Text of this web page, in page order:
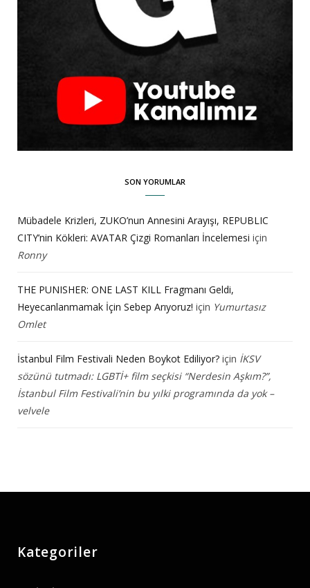
SON YORUMLAR
Mübadele Krizleri, ZUKO’nun Annesini Arayışı, REPUBLIC
CITY’nin Kökleri: AVATAR Çizgi Romanları İncelemesi için
Ronny
THE PUNISHER: ONE LAST KILL Fragmanı Geldi,
Heyecanlanmamak İçin Sebep Arıyoruz! için Yumurtasız
Omlet
İstanbul Film Festivali Neden Boykot Ediliyor? için İKSV
sözünü tutmadı: LGBTİ+ film seçkisi “Nerdesin Aşkım?”,
İstanbul Film Festivali’nin bu yılki programında da yok –
velvele
Kategoriler